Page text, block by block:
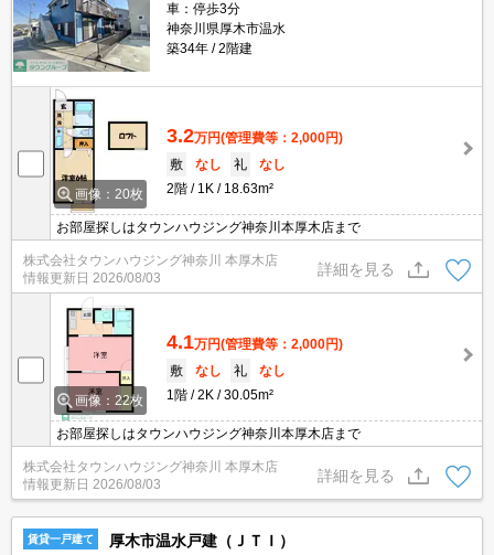
車：停歩3分
神奈川県厚木市温水
築34年
2階建
画像：20枚
3.2万円(管理費等：2,000円)
敷
なし 礼
なし
2階
1K 18.63m²
お部屋探しはタウンハウジング神奈川本厚木店まで
株式会社タウンハウジング神奈川 本厚木店
情報更新日 2026/08/03
詳細を見る
画像：22枚
4.1万円(管理費等：2,000円)
敷
なし 礼
なし
1階
2K 30.05m²
お部屋探しはタウンハウジング神奈川本厚木店まで
株式会社タウンハウジング神奈川 本厚木店
情報更新日 2026/08/03
詳細を見る
賃貸一戸建て 厚木市温水戸建（ＪＴＩ）